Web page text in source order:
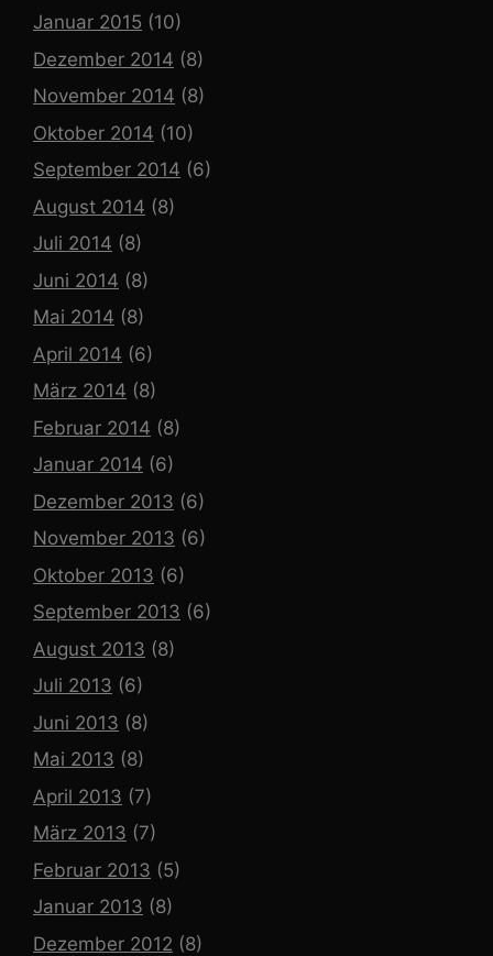
Januar 2015 (10)
Dezember 2014 (8)
November 2014 (8)
Oktober 2014 (10)
September 2014 (6)
August 2014 (8)
Juli 2014 (8)
Juni 2014 (8)
Mai 2014 (8)
April 2014 (6)
März 2014 (8)
Februar 2014 (8)
Januar 2014 (6)
Dezember 2013 (6)
November 2013 (6)
Oktober 2013 (6)
September 2013 (6)
August 2013 (8)
Juli 2013 (6)
Juni 2013 (8)
Mai 2013 (8)
April 2013 (7)
März 2013 (7)
Februar 2013 (5)
Januar 2013 (8)
Dezember 2012 (8)